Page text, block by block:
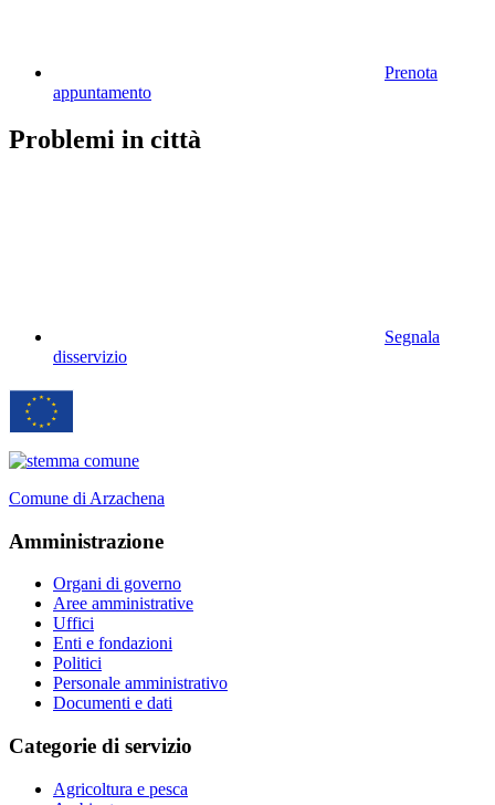
Prenota
appuntamento
Problemi in città
Segnala
disservizio
Comune di Arzachena
Amministrazione
Organi di governo
Aree amministrative
Uffici
Enti e fondazioni
Politici
Personale amministrativo
Documenti e dati
Categorie di servizio
Agricoltura e pesca